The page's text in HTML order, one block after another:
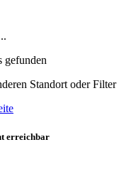
gefunden
Standort oder Filter
erreichbar